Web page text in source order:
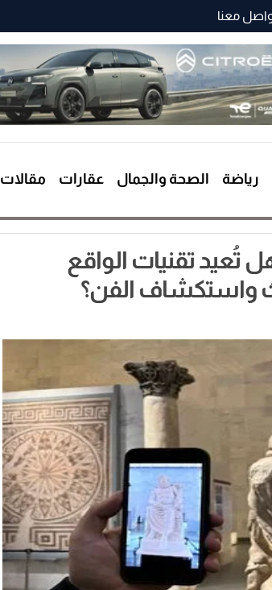
معنا
رياضة الصحة والجمال عقارات مقالات
تُعيد تقنيات الواقع
واستكشاف الفن؟